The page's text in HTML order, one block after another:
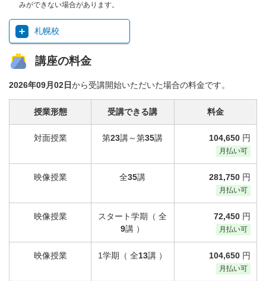
みができない場合があります。
札幌校
講座の料金
2026年09月02日から受講開始いただいた場合の料金です。
授業形態
対面授業
映像授業
映像授業
映像授業
受講できる講
第23講～第35講
全35講
スタート学期（ 全
9講 ）
1学期（ 全13講 ）
料金
104,650 円
月払い可
281,750 円
月払い可
72,450 円
月払い可
104,650 円
月払い可